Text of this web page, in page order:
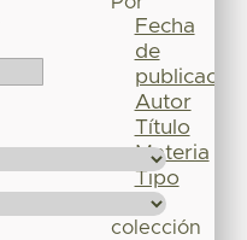
Fecha
de
publicación
Autor
Título
Materia
Tipo
colección